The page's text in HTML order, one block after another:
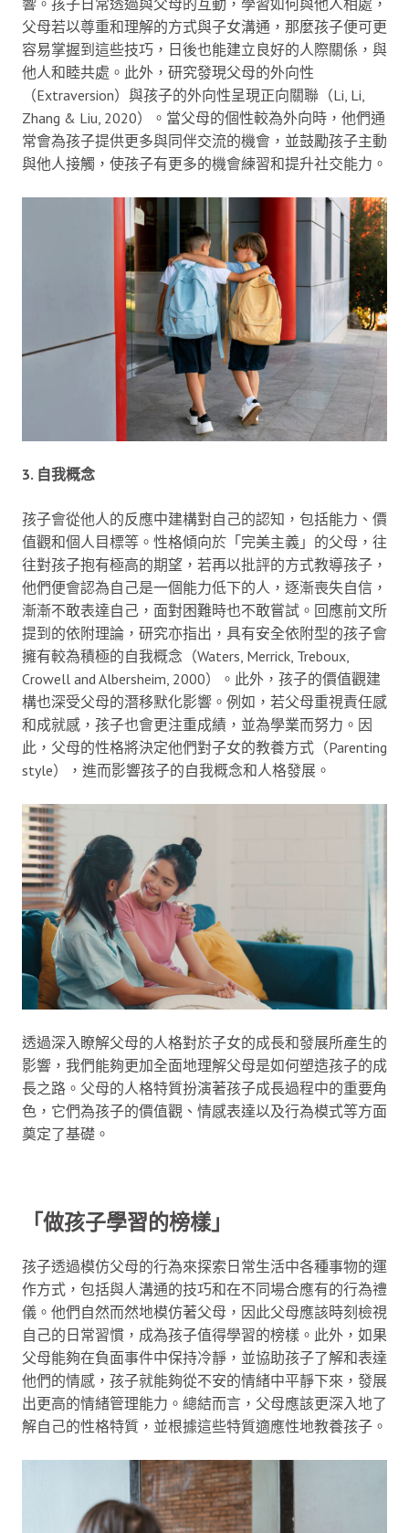
父母若以尊重和理解的方式與子女溝通，那麼孩子便可更
容易掌握到這些技巧，日後也能建立良好的人際關係，與
他人和睦共處。此外，研究發現父母的外向性
（Extraversion）與孩子的外向性呈現正向關聯（Li, Li,
Zhang & Liu, 2020）。當父母的個性較為外向時，他們通
常會為孩子提供更多與同伴交流的機會，並鼓勵孩子主動
與他人接觸，使孩子有更多的機會練習和提升社交能力。
3. 自我概念
孩子會從他人的反應中建構對自己的認知，包括能力、價
值觀和個人目標等。性格傾向於「完美主義」的父母，往
往對孩子抱有極高的期望，若再以批評的方式教導孩子，
他們便會認為自己是一個能力低下的人，逐漸喪失自信，
漸漸不敢表達自己，面對困難時也不敢嘗試。回應前文所
提到的依附理論，研究亦指出，具有安全依附型的孩子會
擁有較為積極的自我概念（Waters, Merrick, Treboux,
Crowell and Albersheim, 2000）。此外，孩子的價值觀建
構也深受父母的潛移默化影響。例如，若父母重視責任感
和成就感，孩子也會更注重成績，並為學業而努力。因
此，父母的性格將決定他們對子女的教養方式（Parenting
style），進而影響孩子的自我概念和人格發展。
透過深入瞭解父母的人格對於子女的成長和發展所產生的
影響，我們能夠更加全面地理解父母是如何塑造孩子的成
長之路。父母的人格特質扮演著孩子成長過程中的重要角
色，它們為孩子的價值觀、情感表達以及行為模式等方面
奠定了基礎。
「做孩子學習的榜樣」
孩子透過模仿父母的行為來探索日常生活中各種事物的運
作方式，包括與人溝通的技巧和在不同場合應有的行為禮
儀。他們自然而然地模仿著父母，因此父母應該時刻檢視
自己的日常習慣，成為孩子值得學習的榜樣。此外，如果
父母能夠在負面事件中保持冷靜，並協助孩子了解和表達
他們的情感，孩子就能夠從不安的情緒中平靜下來，發展
出更高的情緒管理能力。總結而言，父母應該更深入地了
解自己的性格特質，並根據這些特質適應性地教養孩子。